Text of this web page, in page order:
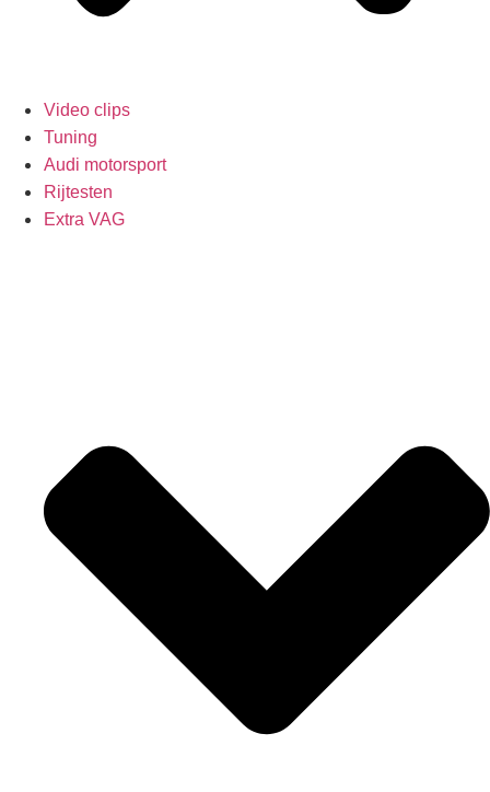
Video clips
Tuning
Audi motorsport
Rijtesten
Extra VAG